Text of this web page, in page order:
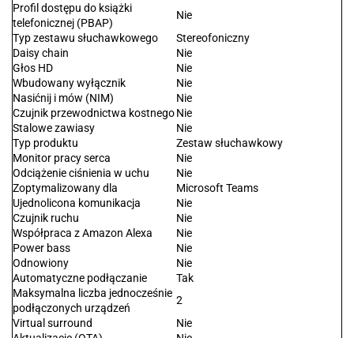
Profil dostępu do książki
telefonicznej (PBAP)
Nie
Typ zestawu słuchawkowego
Stereofoniczny
Daisy chain
Nie
Głos HD
Nie
Wbudowany wyłącznik
Nie
Nasićnij i mów (NIM)
Nie
Czujnik przewodnictwa kostnegoNie
Stalowe zawiasy
Nie
Typ produktu
Zestaw słuchawkowy
Monitor pracy serca
Nie
Odciążenie ciśnienia w uchu
Nie
Zoptymalizowany dla
Microsoft Teams
Ujednolicona komunikacja
Nie
Czujnik ruchu
Nie
Współpraca z Amazon Alexa
Nie
Power bass
Nie
Odnowiony
Nie
Automatyczne podłączanie
Tak
Maksymalna liczba jednocześnie
podłączonych urządzeń
2
Virtual surround
Nie